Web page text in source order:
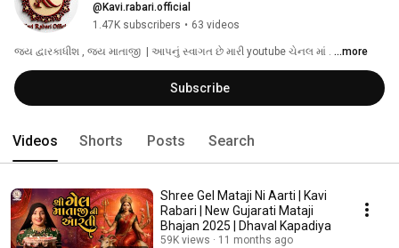
@Kavi.rabari.official
1.47K subscribers • 63 videos
જય દ્વારકાધીશ , જય માતાજી  | આપનું સ્વાગત છે મારી youtube ચેનલ માં . ...more
Subscribe
Videos Shorts Posts Search
Shree Gel Mataji Ni Aarti | Kavi
Rabari | New Gujarati Mataji
Bhajan 2025 | Dhaval Kapadiya
59K views 11 months ago